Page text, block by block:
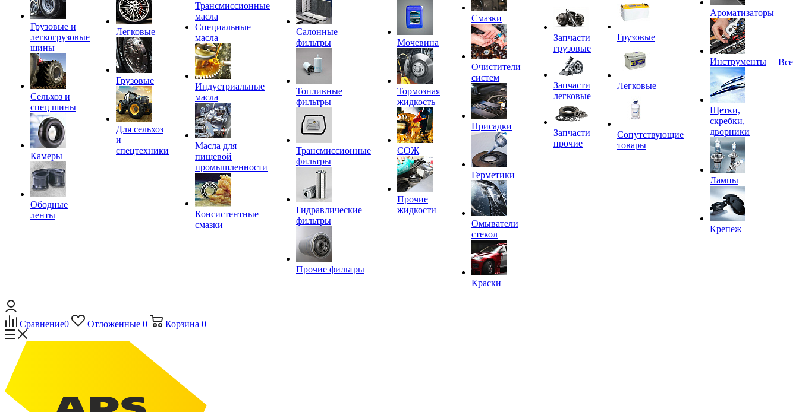
Грузовые и
легкогрузовые
шины
Сельхоз и
спец шины
Камеры
Ободные
ленты
Легковые
Грузовые
Для сельхоз
и
спецтехники
Трансмиссионные
масла
Специальные
масла
Индустриальные
масла
Масла для
пищевой
промышленности
Консистентные
смазки
Салонные
фильтры
Топливные
фильтры
Трансмиссионные
фильтры
Гидравлические
фильтры
Прочие фильтры
Мочевина
Тормозная
жидкость
СОЖ
Прочие
жидкости
Смазки
Очистители
систем
Присадки
Герметики
Омыватели
стекол
Краски
Запчасти
грузовые
Запчасти
легковые
Запчасти
прочие
Грузовые
Легковые
Сопутствующие
товары
Ароматизаторы
Инструменты
Щетки,
скребки,
дворники
Лампы
Крепеж
Все
Сравнение0 Отложенные 0 Корзина 0